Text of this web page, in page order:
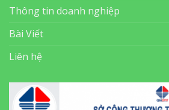
Thông tin doanh nghiệp
Bài Viết
Liên hệ